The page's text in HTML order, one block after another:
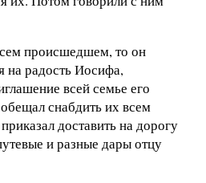
происшедшем, то он
на радость Иосифа,
всей семье его
снабдить их всем
доставить на дорогу
и разные дары отцу